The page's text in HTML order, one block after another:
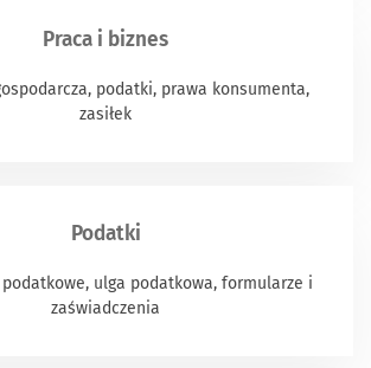
Praca i biznes
podatki, prawa konsumenta,
zasiłek
Podatki
ulga podatkowa, formularze i
zaświadczenia